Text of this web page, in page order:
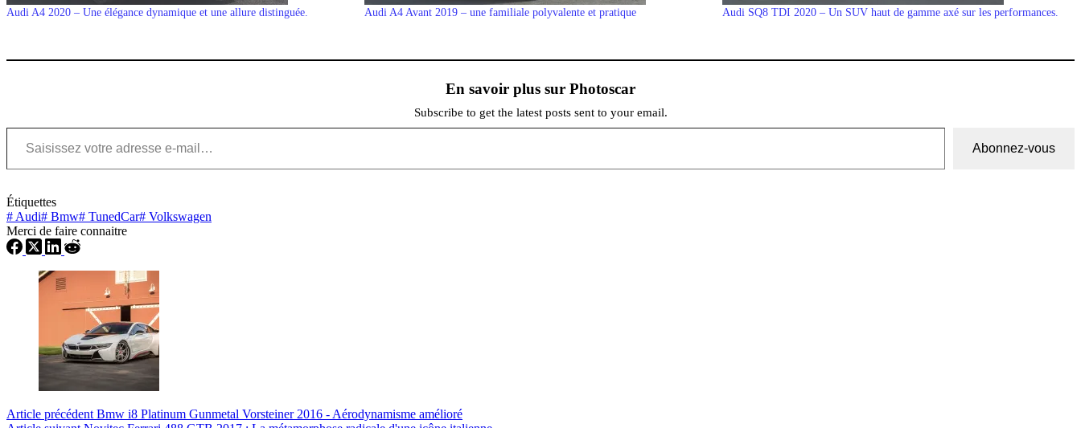
Audi A4 2020 – Une élégance dynamique et une allure distinguée. Audi A4 Avant 2019 – une familiale polyvalente et pratique Audi SQ8 TDI 2020 – Un SUV haut de gamme axé sur les performances.
En savoir plus sur Photoscar
Subscribe to get the latest posts sent to your email.
Saisissez votre adresse e-mail…
Abonnez-vous
Étiquettes
# Audi# Bmw# TunedCar# Volkswagen
Merci de faire connaitre
Article précédent Bmw i8 Platinum Gunmetal Vorsteiner 2016 - Aérodynamisme amélioré